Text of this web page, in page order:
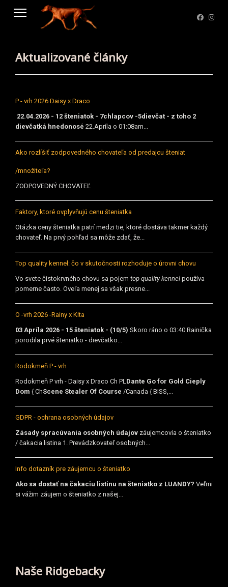
Aktualizované články
P - vrh 2026 Daisy x Draco
22.04.2026 - 12 šteniatok - 7chlapcov -5dievčat - z toho 2
dievčatká hnedonosé 22.Apríla o 01:08am...
Ako rozlíšiť zodpovedného chovateľa od predajcu šteniat
/množiteľa?
ZODPOVEDNÝ CHOVATEĽ
Faktory, ktoré ovplyvňujú cenu šteniatka
Otázka ceny šteniatka patrí medzi tie, ktoré dostáva takmer každý
chovateľ. Na prvý pohľad sa môže zdať, že...
Top quality kennel: čo v skutočnosti rozhoduje o úrovni chovu
Vo svete čistokrvného chovu sa pojem top quality kennel používa
pomerne často. Oveľa menej sa však presne...
O -vrh 2026 -Rainy x Kita
03 Apríla 2026 - 15 šteniatok - (10/5) Skoro ráno o 03:40 Rainička
porodila prvé šteniatko - dievčatko...
Rodokmeň P - vrh
Rodokmeň P vrh - Daisy x Draco Ch PLDante Go for Gold Cieply
Dom { ChScene Stealer Of Course /Canada { BISS,...
GDPR - ochrana osobných údajov
Zásady spracúvania osobných údajov záujemcovia o šteniatko
/ čakacia listina 1. Prevádzkovateľ osobných...
Info dotazník pre záujemcu o šteniatko
Ako sa dostať na čakaciu listinu na šteniatko z LUANDY? Veľmi
si vážim záujem o šteniatko z našej...
Naše Ridgebacky